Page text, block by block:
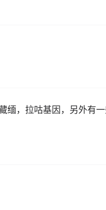
缅，拉咕基因，另外有